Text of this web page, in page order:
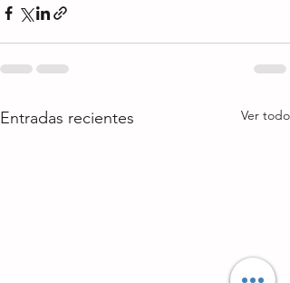
Entradas recientes Ver todo